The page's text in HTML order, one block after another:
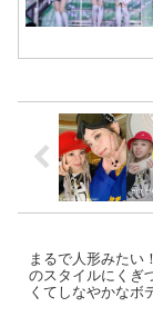
まるで人形みたい
のスタイルにくぎ
くてしなやかなボ